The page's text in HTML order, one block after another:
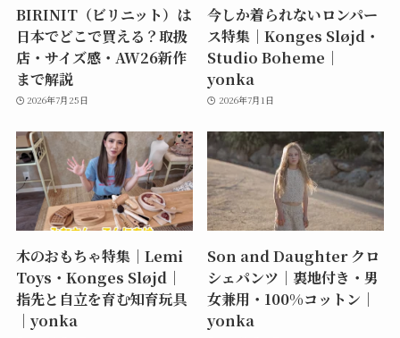
BIRINIT（ビリニット）は
日本でどこで買える？取扱
店・サイズ感・AW26新作
まで解説
2026年7月25日
今しか着られないロンパー
ス特集｜Konges Sløjd・
Studio Boheme｜
yonka
2026年7月1日
木のおもちゃ特集｜Lemi
Toys・Konges Sløjd｜
指先と自立を育む知育玩具
｜yonka
Son and Daughter クロ
シェパンツ｜裏地付き・男
女兼用・100%コットン｜
yonka